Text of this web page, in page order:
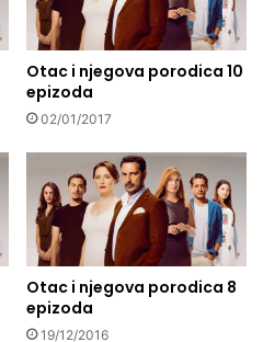
Otac i njegova porodica 10
epizoda
02/01/2017
Otac i njegova porodica 8
epizoda
19/12/2016